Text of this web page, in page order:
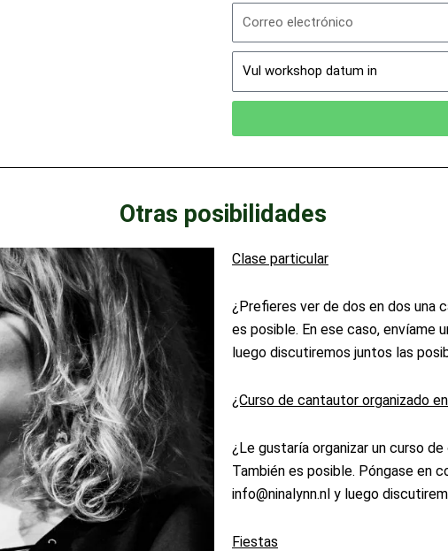
Otras posibilidades
Clase particular
¿Prefieres ver de dos en dos una
es posible. En ese caso, envíame
luego discutiremos juntos las
¿Curso de cantautor organizado
¿Le gustaría organizar un curso
También es posible. Póngase en
info@ninalynn.nl y luego
Fiestas